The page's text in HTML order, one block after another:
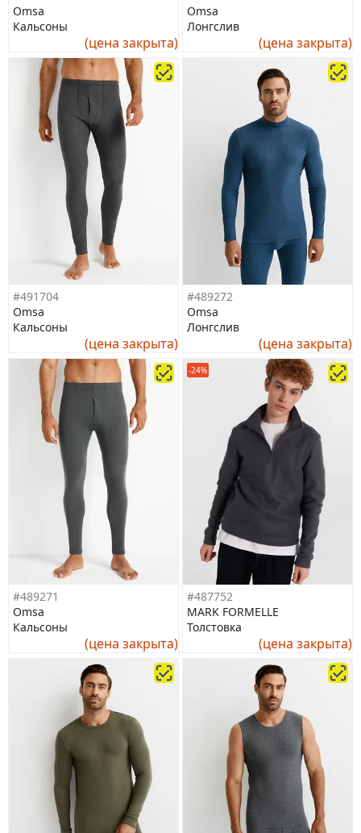
Omsa
Кальсоны
(цена закрыта)
Omsa
Лонгслив
(цена закрыта)
#491704
Omsa
Кальсоны
(цена закрыта)
#489272
Omsa
Лонгслив
(цена закрыта)
#489271
Omsa
Кальсоны
(цена закрыта)
-24%
#487752
MARK FORMELLE
Толстовка
(цена закрыта)